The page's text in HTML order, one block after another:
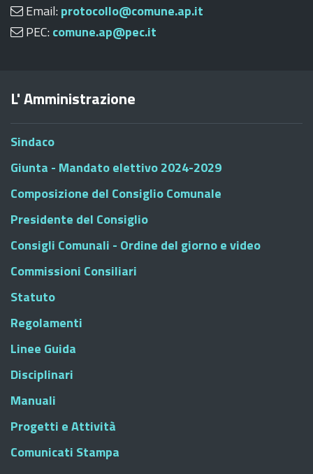
Email: protocollo@comune.ap.it
PEC: comune.ap@pec.it
L' Amministrazione
Sindaco
Giunta - Mandato elettivo 2024-2029
Composizione del Consiglio Comunale
Presidente del Consiglio
Consigli Comunali - Ordine del giorno e video
Commissioni Consiliari
Statuto
Regolamenti
Linee Guida
Disciplinari
Manuali
Progetti e Attività
Comunicati Stampa